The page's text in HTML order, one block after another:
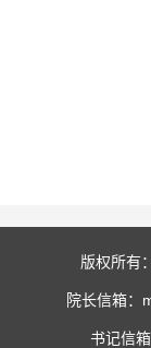
版权所有
院长信箱：
书记信